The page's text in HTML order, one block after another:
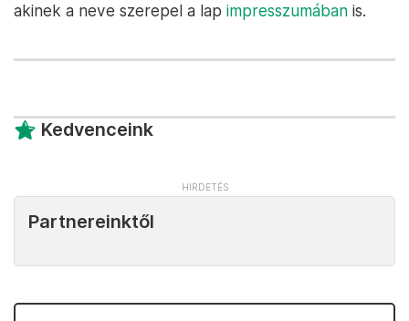
akinek a neve szerepel a lap impresszumában is.
Kedvenceink
Partnereinktől